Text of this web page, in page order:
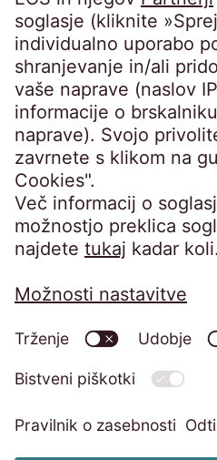
nezavarovanih terjatev
tujini. S svojimi bogatimi
znanjem vam
zapadle terjatve.